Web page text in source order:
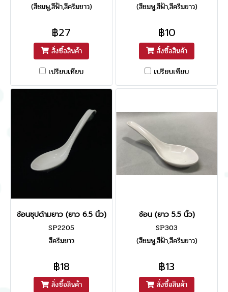
(สีชมพู,สีฟ้า,สีครีมขาว)
฿27
สั่งซื้อสินค้า
เปรียบเทียบ
(สีชมพู,สีฟ้า,สีครีมขาว)
฿10
สั่งซื้อสินค้า
เปรียบเทียบ
ช้อนซุปด้ามยาว (ยาว 6.5 นิ้ว)
SP2205
สีครีมขาว
฿18
สั่งซื้อสินค้า
ช้อน (ยาว 5.5 นิ้ว)
SP303
(สีชมพู,สีฟ้า,สีครีมขาว)
฿13
สั่งซื้อสินค้า